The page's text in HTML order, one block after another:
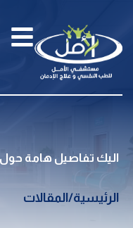
اليك تفاصيل هامة
الرئيسية/المقالات